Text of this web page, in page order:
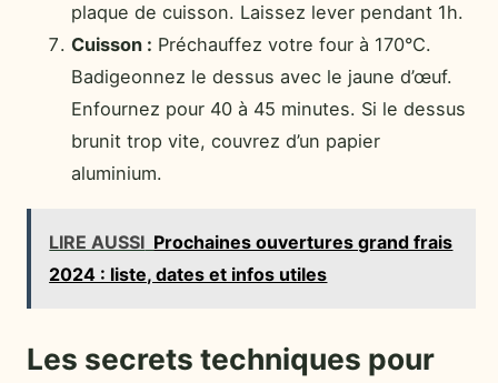
plaque de cuisson. Laissez lever pendant 1h.
Cuisson : Préchauffez votre four à 170°C.
Badigeonnez le dessus avec le jaune d’œuf.
Enfournez pour 40 à 45 minutes. Si le dessus
brunit trop vite, couvrez d’un papier
aluminium.
LIRE AUSSI Prochaines ouvertures grand frais
2024 : liste, dates et infos utiles
Les secrets techniques pour